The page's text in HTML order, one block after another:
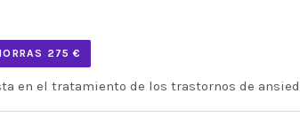
275 €
en el tratamiento de los trastornos de